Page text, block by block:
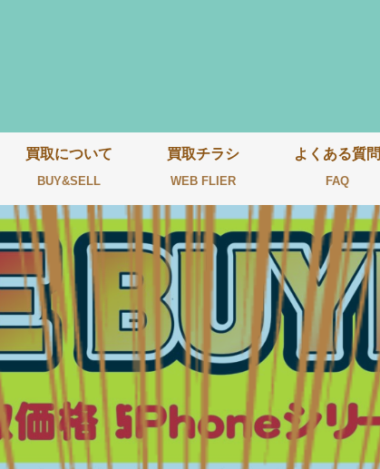
買取について
BUY&SELL
買取チラシ
WEB FLIER
よくある質問
FAQ